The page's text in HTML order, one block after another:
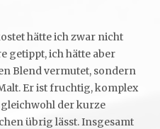
hätte ich zwar nicht
getippt, ich hätte aber
Blend vermutet, sondern
Er ist fruchtig, komplex
der kurze
übrig lässt. Insgesamt